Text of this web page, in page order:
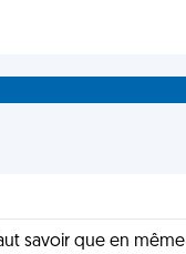
savoir que en